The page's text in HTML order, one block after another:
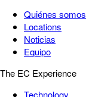
Quiénes somos
Locations
Noticias
Equipo
The EC Experience